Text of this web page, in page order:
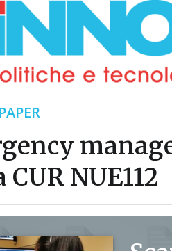
CUR NUE112